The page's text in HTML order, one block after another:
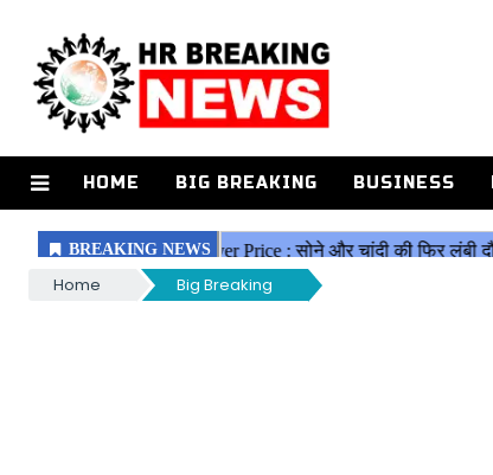
HOME BIG BREAKING BUSINESS
Home Big Breaking